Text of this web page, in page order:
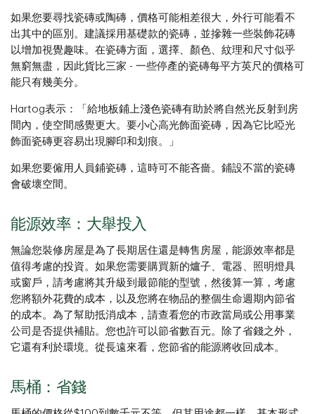
如果您要尋找瓷磚或陶磚，價格可能相差很大，外行可能看不
出其中的區別。建議採用基礎款的瓷磚，並摻雜一些裝飾花磚
以增加視覺趣味。在瓷磚方面，選擇、顏色、紋理和尺寸似乎
無窮無盡，因此貨比三家 - 一些停產的瓷磚每平方英尺的價格可
能只有幾美分。
Hartog表示：「給地板鋪上淺色瓷磚有助於將自然光反射到房
間內，使空間感覺更大。要小心高光飾面瓷磚，因為它比啞光
飾面瓷磚更容易出現腳印和划痕。」
如果您要僱用人員鋪瓷磚，這時可不能吝嗇。鋪設不當的瓷磚
會破壞空間。
能源效率：大舉投入
無論您裝修房屋是為了長期居住還是轉售房屋，能源效率都是
值得考慮的投資。如果您需要購買新的爐子、電器、照明燈具
或窗戶，請考慮將其升級到最節能的型號，然後算一算，考慮
您將額外花費的成本，以及您將在物品的整個生命週期內節省
的成本。為了幫助抵消成本，請查看您的市政當局或公用事業
公司是否提供補貼。您也許可以節省數百元。除了省錢之外，
它還有利於環境。從長遠來看，您節省的能源將收回成本。
馬桶：省錢